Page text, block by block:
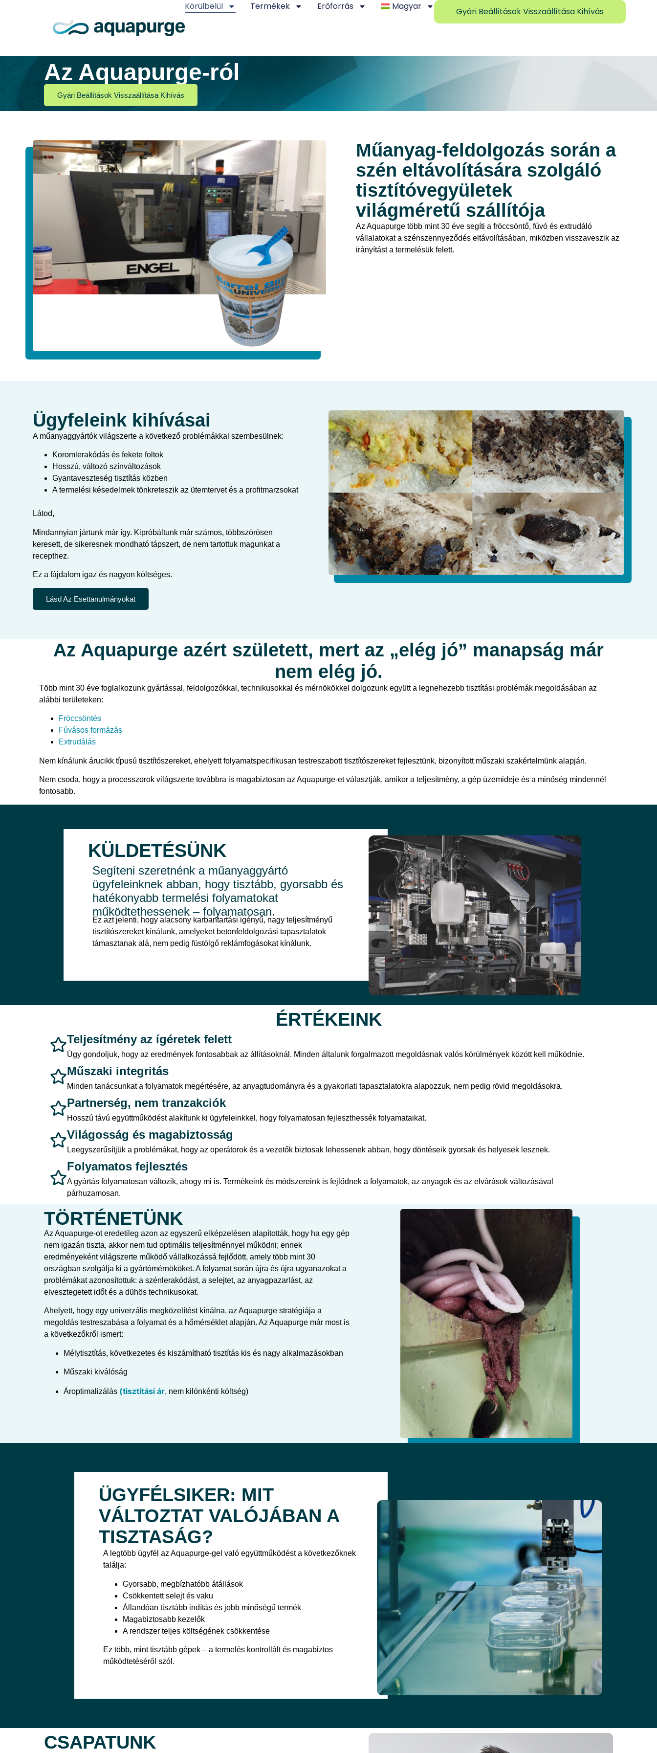
Körülbelül Termékek Erőforrás Magyar Gyári Beállítások Visszaállítása Kihívás
Az Aquapurge-ról
Gyári Beállítások Visszaállítása Kihívás
Műanyag-feldolgozás során a
szén eltávolítására szolgáló
tisztítóvegyületek
világméretű szállítója
Az Aquapurge több mint 30 éve segíti a fröccsöntő, fúvó és extrudáló
vállalatokat a szénszennyeződés eltávolításában, miközben visszaveszik az
irányítást a termelésük felett.
Ügyfeleink kihívásai
A műanyaggyártók világszerte a következő problémákkal szembesülnek:
Koromlerakódás és fekete foltok
Hosszú, változó színváltozások
Gyantaveszteség tisztítás közben
A termelési késedelmek tönkreteszik az ütemtervet és a profitmarzsokat
Látod,
Mindannyian jártunk már így. Kipróbáltunk már számos, többszörösen
keresett, de sikeresnek mondható tápszert, de nem tartottuk magunkat a
recepthez.
Ez a fájdalom igaz és nagyon költséges.
Lásd Az Esettanulmányokat
Az Aquapurge azért született, mert az „elég jó” manapság már
nem elég jó.
Több mint 30 éve foglalkozunk gyártással, feldolgozókkal, technikusokkal és mérnökökkel dolgozunk együtt a legnehezebb tisztítási problémák megoldásában az
alábbi területeken:
Fröccsöntés
Fúvásos formázás
Extrudálás
Nem kínálunk árucikk típusú tisztítószereket, ehelyett folyamatspecifikusan testreszabott tisztítószereket fejlesztünk, bizonyított műszaki szakértelmünk alapján.
Nem csoda, hogy a processzorok világszerte továbbra is magabiztosan az Aquapurge-et választják, amikor a teljesítmény, a gép üzemideje és a minőség mindennél
fontosabb.
KÜLDETÉSÜNK
Segíteni szeretnénk a műanyaggyártó
ügyfeleinknek abban, hogy tisztább, gyorsabb és
hatékonyabb termelési folyamatokat
működtethessenek – folyamatosan.
Ez azt jelenti, hogy alacsony karbantartási igényű, nagy teljesítményű
tisztítószereket kínálunk, amelyeket betonfeldolgozási tapasztalatok
támasztanak alá, nem pedig füstölgő reklámfogásokat kínálunk.
ÉRTÉKEINK
Teljesítmény az ígéretek felett
Úgy gondoljuk, hogy az eredmények fontosabbak az állításoknál. Minden általunk forgalmazott megoldásnak valós körülmények között kell működnie.
Műszaki integritás
Minden tanácsunkat a folyamatok megértésére, az anyagtudományra és a gyakorlati tapasztalatokra alapozzuk, nem pedig rövid megoldásokra.
Partnerség, nem tranzakciók
Hosszú távú együttműködést alakítunk ki ügyfeleinkkel, hogy folyamatosan fejleszthessék folyamataikat.
Világosság és magabiztosság
Leegyszerűsítjük a problémákat, hogy az operátorok és a vezetők biztosak lehessenek abban, hogy döntéseik gyorsak és helyesek lesznek.
Folyamatos fejlesztés
A gyártás folyamatosan változik, ahogy mi is. Termékeink és módszereink is fejlődnek a folyamatok, az anyagok és az elvárások változásával
párhuzamosan.
TÖRTÉNETÜNK
Az Aquapurge-ot eredetileg azon az egyszerű elképzelésen alapították, hogy ha egy gép
nem igazán tiszta, akkor nem tud optimális teljesítménnyel működni; ennek
eredményeként világszerte működő vállalkozássá fejlődött, amely több mint 30
országban szolgálja ki a gyártómérnököket. A folyamat során újra és újra ugyanazokat a
problémákat azonosítottuk: a szénlerakódást, a selejtet, az anyagpazarlást, az
elvesztegetett időt és a dühös technikusokat.
Ahelyett, hogy egy univerzális megközelítést kínálna, az Aquapurge stratégiája a
megoldás testreszabása a folyamat és a hőmérséklet alapján. Az Aquapurge már most is
a következőkről ismert:
Mélytisztítás, következetes és kiszámítható tisztítás kis és nagy alkalmazásokban
Műszaki kiválóság
Ároptimalizálás (tisztítási ár, nem kilónkénti költség)
ÜGYFÉLSIKER: MIT
VÁLTOZTAT VALÓJÁBAN A
TISZTASÁG?
A legtöbb ügyfél az Aquapurge-gel való együttműködést a következőknek
találja:
Gyorsabb, megbízhatóbb átállások
Csökkentett selejt és vaku
Állandóan tisztább indítás és jobb minőségű termék
Magabiztosabb kezelők
A rendszer teljes költségének csökkentése
Ez több, mint tisztább gépek – a termelés kontrollált és magabiztos
működtetéséről szól.
CSAPATUNK